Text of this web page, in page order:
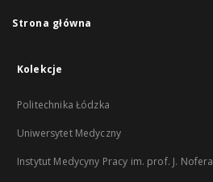
Strona główna
Kolekcje
Politechnika Łódzka
Uniwersytet Medyczny
Instytut Medycyny Pracy im. prof. J. Nofera